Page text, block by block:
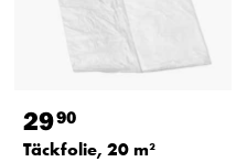
2990
Täckfolie, 20 m²